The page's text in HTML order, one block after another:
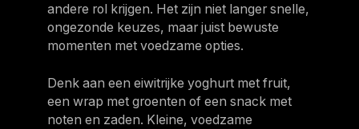
andere rol krijgen. Het zijn niet langer snelle,
ongezonde keuzes, maar juist bewuste
momenten met voedzame opties.
Denk aan een eiwitrijke yoghurt met fruit,
een wrap met groenten of een snack met
noten en zaden. Kleine, voedzame